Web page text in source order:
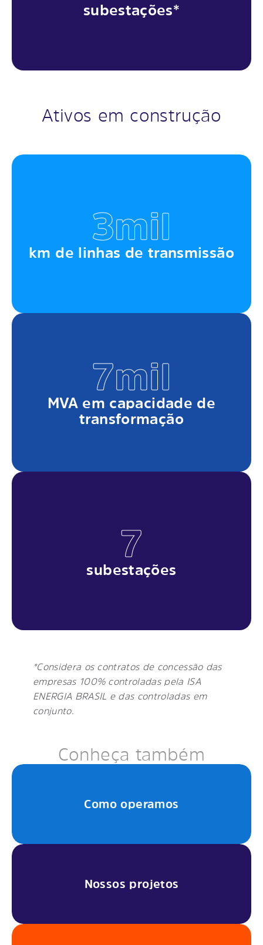
subestações*
Ativos em construção
3mil
km de linhas de transmissão
7mil
MVA em capacidade de
transformação
7
subestações
*Considera os contratos de concessão das
empresas 100% controladas pela ISA
ENERGIA BRASIL e das controladas em
conjunto.
Conheça também
Como operamos
Nossos projetos